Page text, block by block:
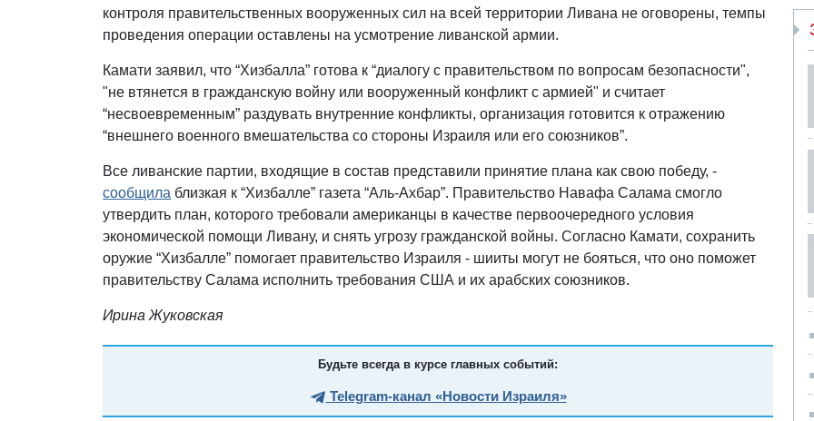
контроля правительственных вооруженных сил на всей территории Ливана не оговорены, темпы
проведения операции оставлены на усмотрение ливанской армии.
Камати заявил, что “Хизбалла” готова к “диалогу с правительством по вопросам безопасности",
"не втянется в гражданскую войну или вооруженный конфликт с армией" и считает
“несвоевременным” раздувать внутренние конфликты, организация готовится к отражению
“внешнего военного вмешательства со стороны Израиля или его союзников”.
Все ливанские партии, входящие в состав представили принятие плана как свою победу, -
сообщила близкая к “Хизбалле” газета “Аль-Ахбар”. Правительство Навафа Салама смогло
утвердить план, которого требовали американцы в качестве первоочередного условия
экономической помощи Ливану, и снять угрозу гражданской войны. Согласно Камати, сохранить
оружие “Хизбалле” помогает правительство Израиля - шииты могут не бояться, что оно поможет
правительству Салама исполнить требования США и их арабских союзников.
Ирина Жуковская
Будьте всегда в курсе главных событий:
Telegram-канал «Новости Израиля»